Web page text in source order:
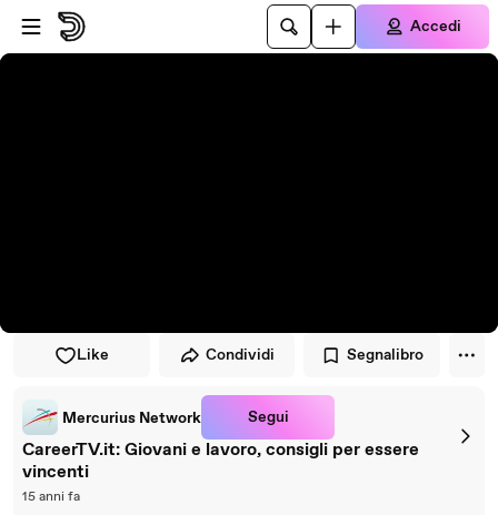
Vai al lettore
Passa al contenuto principale
Accedi
Like Condividi Segnalibro
Mercurius Network Segui
CareerTV.it: Giovani e lavoro, consigli per essere
vincenti
15 anni fa